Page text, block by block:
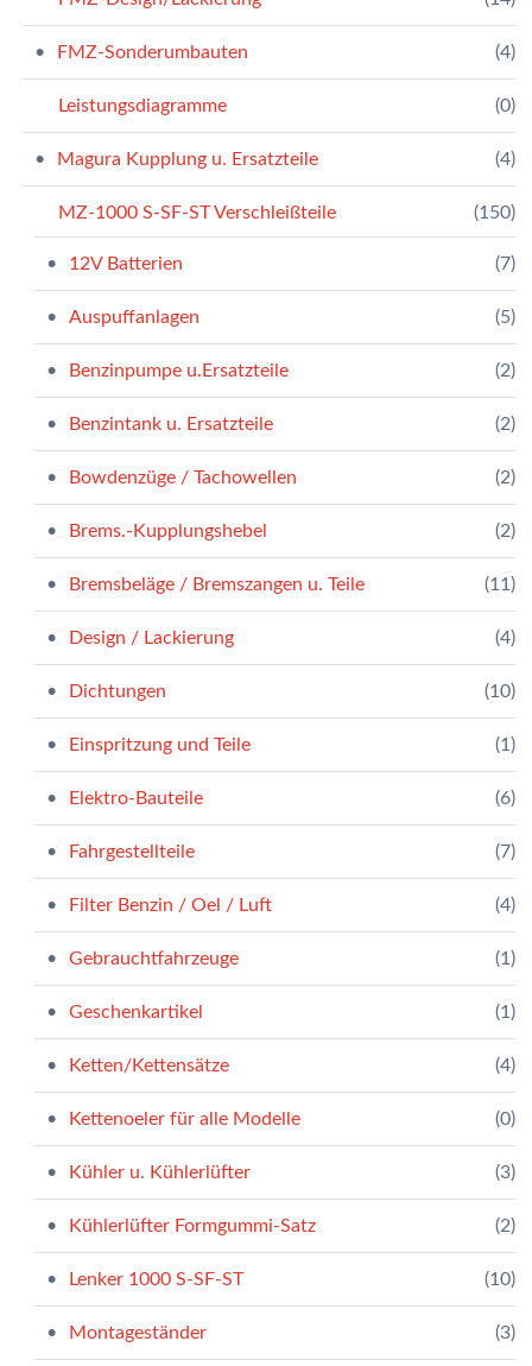
FMZ-Sonderumbauten (4)
Leistungsdiagramme (0)
Magura Kupplung u. Ersatzteile (4)
MZ-1000 S-SF-ST Verschleißteile (150)
12V Batterien (7)
Auspuffanlagen (5)
Benzinpumpe u.Ersatzteile (2)
Benzintank u. Ersatzteile (2)
Bowdenzüge / Tachowellen (2)
Brems.-Kupplungshebel (2)
Bremsbeläge / Bremszangen u. Teile (11)
Design / Lackierung (4)
Dichtungen (10)
Einspritzung und Teile (1)
Elektro-Bauteile (6)
Fahrgestellteile (7)
Filter Benzin / Oel / Luft (4)
Gebrauchtfahrzeuge (1)
Geschenkartikel (1)
Ketten/Kettensätze (4)
Kettenoeler für alle Modelle (0)
Kühler u. Kühlerlüfter (3)
Kühlerlüfter Formgummi-Satz (2)
Lenker 1000 S-SF-ST (10)
Montageständer (3)